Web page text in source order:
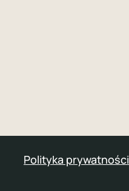
Polityka prywatności